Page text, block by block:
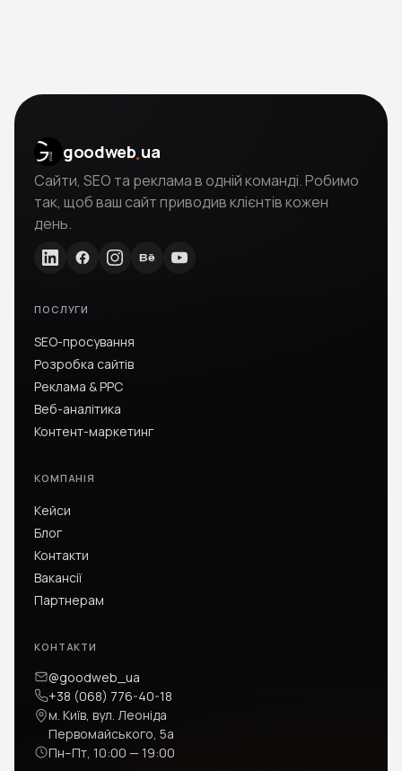
goodweb.ua
Сайти, SEO та реклама в одній команді. Робимо
так, щоб ваш сайт приводив клієнтів кожен
день.
ПОСЛУГИ
SEO-просування
Розробка сайтів
Реклама & PPC
Веб-аналітика
Контент-маркетинг
КОМПАНІЯ
Кейси
Блог
Контакти
Вакансії
Партнерам
КОНТАКТИ
@goodweb_ua
+38 (068) 776-40-18
м. Київ, вул. Леоніда
Первомайського, 5а
Пн–Пт, 10:00 — 19:00